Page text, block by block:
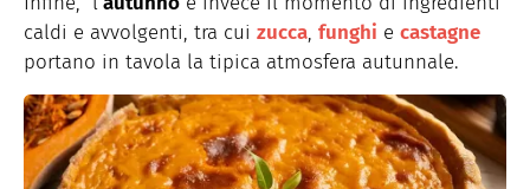
caldi e avvolgenti, tra cui zucca, funghi e castagne
portano in tavola la tipica atmosfera autunnale.